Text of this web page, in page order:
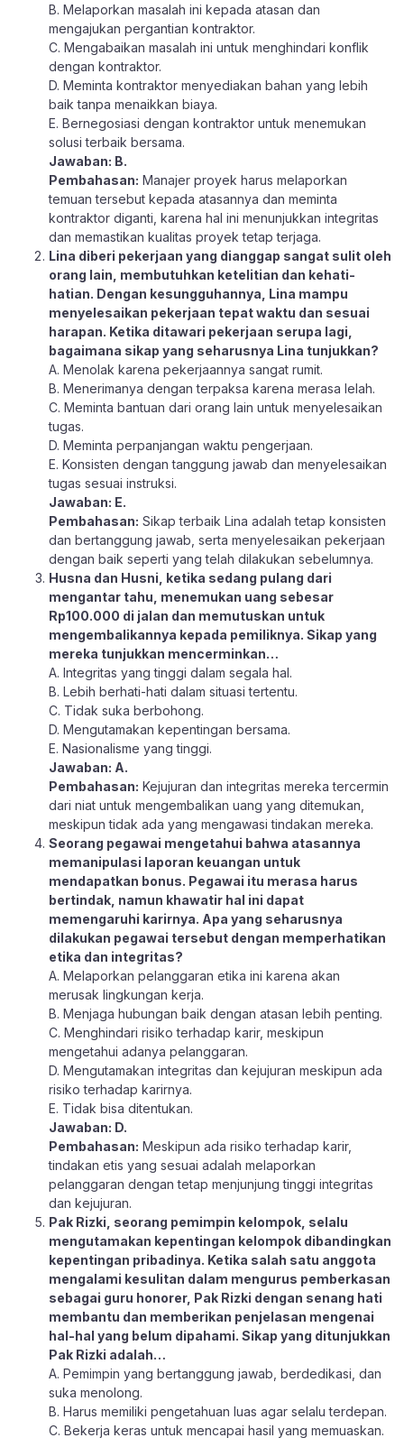
B. Melaporkan masalah ini kepada atasan dan
mengajukan pergantian kontraktor.
C. Mengabaikan masalah ini untuk menghindari konflik
dengan kontraktor.
D. Meminta kontraktor menyediakan bahan yang lebih
baik tanpa menaikkan biaya.
E. Bernegosiasi dengan kontraktor untuk menemukan
solusi terbaik bersama.
Jawaban: B.
Pembahasan: Manajer proyek harus melaporkan
temuan tersebut kepada atasannya dan meminta
kontraktor diganti, karena hal ini menunjukkan integritas
dan memastikan kualitas proyek tetap terjaga.
Lina diberi pekerjaan yang dianggap sangat sulit oleh
orang lain, membutuhkan ketelitian dan kehati-
hatian. Dengan kesungguhannya, Lina mampu
menyelesaikan pekerjaan tepat waktu dan sesuai
harapan. Ketika ditawari pekerjaan serupa lagi,
bagaimana sikap yang seharusnya Lina tunjukkan?
A. Menolak karena pekerjaannya sangat rumit.
B. Menerimanya dengan terpaksa karena merasa lelah.
C. Meminta bantuan dari orang lain untuk menyelesaikan
tugas.
D. Meminta perpanjangan waktu pengerjaan.
E. Konsisten dengan tanggung jawab dan menyelesaikan
tugas sesuai instruksi.
Jawaban: E.
Pembahasan: Sikap terbaik Lina adalah tetap konsisten
dan bertanggung jawab, serta menyelesaikan pekerjaan
dengan baik seperti yang telah dilakukan sebelumnya.
Husna dan Husni, ketika sedang pulang dari
mengantar tahu, menemukan uang sebesar
Rp100.000 di jalan dan memutuskan untuk
mengembalikannya kepada pemiliknya. Sikap yang
mereka tunjukkan mencerminkan…
A. Integritas yang tinggi dalam segala hal.
B. Lebih berhati-hati dalam situasi tertentu.
C. Tidak suka berbohong.
D. Mengutamakan kepentingan bersama.
E. Nasionalisme yang tinggi.
Jawaban: A.
Pembahasan: Kejujuran dan integritas mereka tercermin
dari niat untuk mengembalikan uang yang ditemukan,
meskipun tidak ada yang mengawasi tindakan mereka.
Seorang pegawai mengetahui bahwa atasannya
memanipulasi laporan keuangan untuk
mendapatkan bonus. Pegawai itu merasa harus
bertindak, namun khawatir hal ini dapat
memengaruhi karirnya. Apa yang seharusnya
dilakukan pegawai tersebut dengan memperhatikan
etika dan integritas?
A. Melaporkan pelanggaran etika ini karena akan
merusak lingkungan kerja.
B. Menjaga hubungan baik dengan atasan lebih penting.
C. Menghindari risiko terhadap karir, meskipun
mengetahui adanya pelanggaran.
D. Mengutamakan integritas dan kejujuran meskipun ada
risiko terhadap karirnya.
E. Tidak bisa ditentukan.
Jawaban: D.
Pembahasan: Meskipun ada risiko terhadap karir,
tindakan etis yang sesuai adalah melaporkan
pelanggaran dengan tetap menjunjung tinggi integritas
dan kejujuran.
Pak Rizki, seorang pemimpin kelompok, selalu
mengutamakan kepentingan kelompok dibandingkan
kepentingan pribadinya. Ketika salah satu anggota
mengalami kesulitan dalam mengurus pemberkasan
sebagai guru honorer, Pak Rizki dengan senang hati
membantu dan memberikan penjelasan mengenai
hal-hal yang belum dipahami. Sikap yang ditunjukkan
Pak Rizki adalah…
A. Pemimpin yang bertanggung jawab, berdedikasi, dan
suka menolong.
B. Harus memiliki pengetahuan luas agar selalu terdepan.
C. Bekerja keras untuk mencapai hasil yang memuaskan.